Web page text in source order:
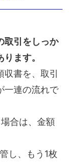
取引をしっか
ます。
書を、取引
一連の流れで
合は、金額
し、もう1枚